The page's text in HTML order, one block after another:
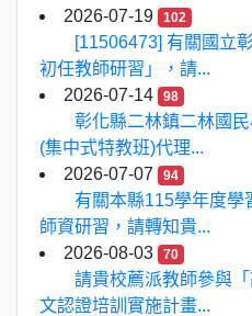
2026-07-19 102
[11506473] 有關國立
初任教師研習」，請...
2026-07-14
98
彰化縣二林鎮二林國
(集中式特教班)代理...
2026-07-07
94
有關本縣115學年度學
師資研習，請轉知貴...
2026-08-03
70
請貴校薦派教師參與
文認證培訓實施計畫...